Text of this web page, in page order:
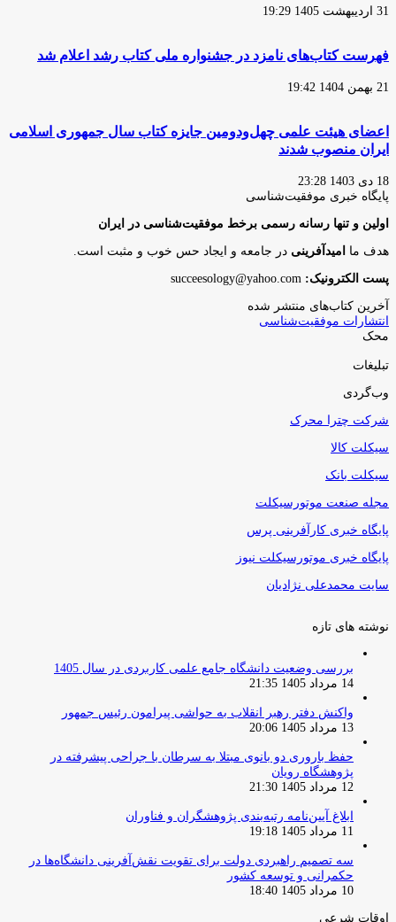
31 اردیبهشت 1405 19:29
فهرست کتاب‌های نامزد در جشنواره ملی کتاب رشد اعلام شد
21 بهمن 1404 19:42
اعضای هیئت علمی چهل‌ودومین جایزه کتاب سال جمهوری اسلامی
ایران منصوب شدند
18 دی 1403 23:28
پایگاه‌ خبری موفقیت‌شناسی
اولین و تنها رسانه رسمی برخط موفقیت‌شناسی در ایران
هدف ما امیدآفرینی در جامعه و ایجاد حس خوب و مثبت است.
پست الکترونیک:
آخرین کتاب‌های منتشر شده
انتشارات موفقیت‌شناسی
محک
تبلیغات
وب‌گردی
شرکت چترا محرک
سیکلت کالا
سیکلت بانک
مجله صنعت موتورسیکلت
پایگاه خبری کارآفرینی پرس
پایگاه خبری موتورسیکلت نیوز
سایت محمدعلی نژادیان
نوشته های تازه
بررسی وضعیت دانشگاه جامع علمی کاربردی در سال 1405
14 مرداد 1405 21:35
واکنش دفتر رهبر انقلاب به حواشی پیرامون رئیس جمهور
13 مرداد 1405 20:06
حفظ باروری دو بانوی مبتلا به سرطان با جراحی پیشرفته در
پژوهشگاه رویان
12 مرداد 1405 21:30
ابلاغ آیین‌نامه رتبه‌بندی پژوهشگران و فناوران
11 مرداد 1405 19:18
سه تصمیم راهبردی دولت برای تقویت نقش‌آفرینی دانشگاه‌ها در
حکمرانی و توسعه کشور
10 مرداد 1405 18:40
اوقات شرعی